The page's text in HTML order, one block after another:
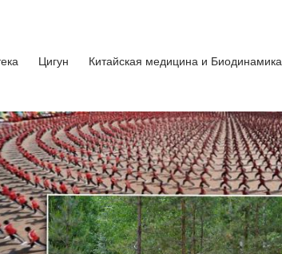
Цигун Китайская медицина и Биодинамика